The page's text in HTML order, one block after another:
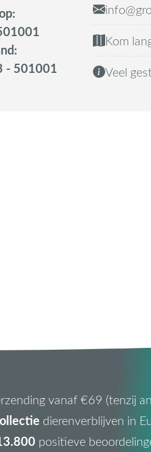
- 501001
Kom
Veel
vanaf €69 (tenzij
dierenverblijven in
positieve